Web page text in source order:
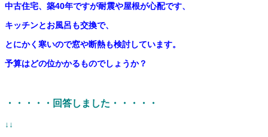
中古住宅、築40年ですが耐震や屋根が心配です、
キッチンとお風呂も交換で、
とにかく寒いので窓や断熱も検討しています。
予算はどの位かかるものでしょうか？
・・・・・回答しました・・・・・
↓↓